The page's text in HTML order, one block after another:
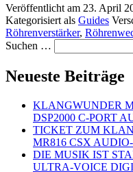
Veröffentlicht am 23. April
Kategorisiert als Guides
Röhrenverstärker,
Suchen …
Neueste Beiträge
KLANGWUNDER
DSP2000 C-PORT
TICKET ZUM
MR816 CSX
DIE MUSIK IST
ULTRA-VOICE